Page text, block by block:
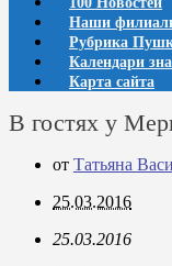
Наши
Рубрика
Календари
Карта сайта
В гостях у
от Татьяна
25.03.2016
25.03.2016